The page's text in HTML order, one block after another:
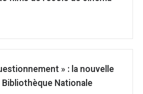
» : la nouvelle
Nationale